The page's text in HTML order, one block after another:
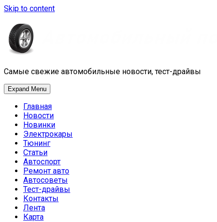
Skip to content
Самые свежие автомобильные новости, тест-драйвы
Expand Menu
Главная
Новости
Новинки
Электрокары
Тюнинг
Статьи
Автоспорт
Ремонт авто
Автосоветы
Тест-драйвы
Контакты
Лента
Карта